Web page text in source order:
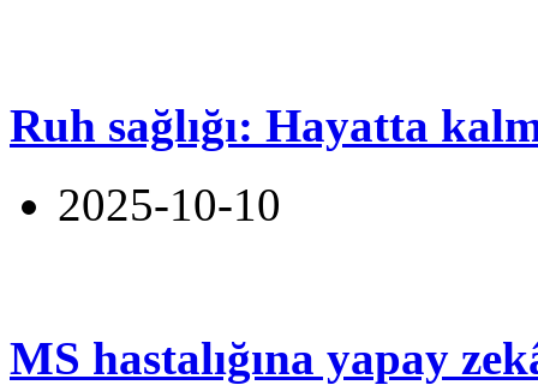
Ruh sağlığı: Hayatta
2025-10-10
MS hastalığına yapay